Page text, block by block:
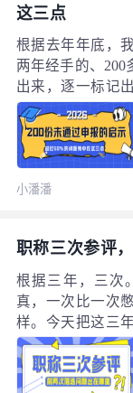
这三点
根据去年年底，
两年经手的、200
出来，逐一标记
想从中找出一些
三的原因，占了
部“对不上”这
如： 工作经历的
里填的学历毕业
小潘潘
职称三次参评
根据三年，三次
真，一次比一次
样。今天把这三
在哪，第三次又
都没摸明白。我
活了。结果提交